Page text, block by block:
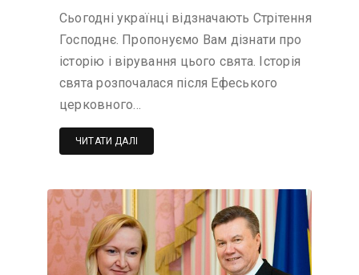
Сьогодні українці відзначають Стрітення
Господнє. Пропонуємо Вам дізнати про
історію і вірування цього свята. Історія
свята розпочалася після Ефеського
церковного…
ЧИТАТИ ДАЛІ